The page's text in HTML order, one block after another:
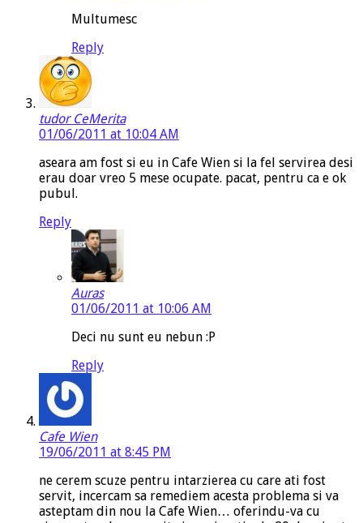
Multumesc
Reply
tudor CeMerita
01/06/2011 at 10:04 AM
aseara am fost si eu in Cafe Wien si la fel servirea desi
erau doar vreo 5 mese ocupate. pacat, pentru ca e ok
pubul.
Reply
Auras
01/06/2011 at 10:06 AM
Deci nu sunt eu nebun :P
Reply
Cafe Wien
19/06/2011 at 8:45 PM
ne cerem scuze pentru intarzierea cu care ati fost
servit, incercam sa remediem acesta problema si va
asteptam din nou la Cafe Wien… oferindu-va cu